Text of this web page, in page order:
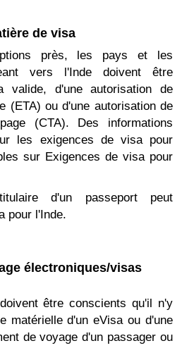
de visa
près, les pays et les
vers l'Inde doivent être
valide, d'une autorisation de
(ETA) ou d'une autorisation de
(CTA). Des informations
les exigences de visa pour
sur Exigences de visa pour
d'un passeport peut
pour l'Inde.
électroniques/visas
être conscients qu'il n'y
matérielle d'un eVisa ou d'une
de voyage d'un passager ou